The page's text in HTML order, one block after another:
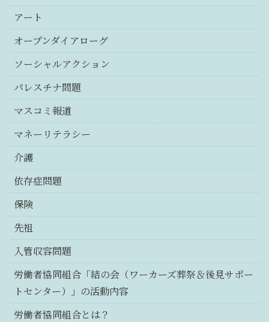
アート
オープンダイアローグ
ソーシャルアクション
パレスチナ問題
マスコミ報道
マネーリテラシー
介護
依存症問題
保険
先祖
入管収容問題
労働者協同組合「結の会（ワーカーズ葬祭＆後見サポー
トセンター）」の活動内容
労働者協同組合とは？